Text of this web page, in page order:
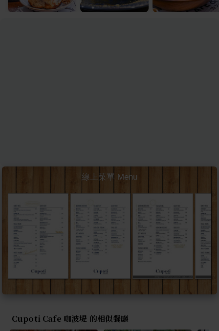
線上菜單 Menu
Cupoti Cafe 咖波堤 的相似餐廳